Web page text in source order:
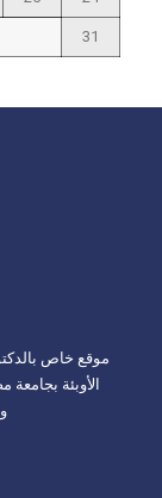
31
موقع خاص
الأوبئة